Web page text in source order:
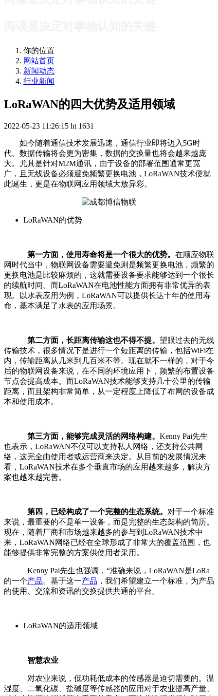
你的位置
网站首页
新闻动态
行业新闻
LoRaWAN的四大优势及适用领域
2022-05-23 11:26:15 ht 1631
如今随着通信技术发展迅速，通信行业即将迈入5G时
代。数据传输将会更为密集，数据的交换量也将会越来越庞
大。尤其是针对M2M通讯，由于设备的部署范围通常更宽
广，且无线设备必须避免频繁更换电池，LoRaWAN技术便就
此诞生，更是在物联网应用领域大放异彩。
LoRaWAN的优势
第一方面，使用寿命将是一个很大的优势。 在顺应物联
网时代当中，物联网设备需要避免则是频繁更换电池，频繁的
更换电池是比较麻烦的，这就需要设备要求能够达到一个很长
的续航时间。而LoRaWAN在电池性能方面拥有非常优异的表
现。以水表应用为例，LoRaWAN可以提供长达十年的使用寿
命，基本满足了水表的应用场景。
第二方面，长距离传输这也不得不提。 望眼过去的无线
传输技术，很多情况下是进行一个短距离的传输，包括WiFi在
内，传输距离从几米到几百米不等。现在就不一样的，对于今
后的物联网设备来说，在不同的环境应用下，频繁的布置设备
节点会提高成本。而LoRaWAN技术能够支持几十公里的传输
距离，而且架构非常简单，从一定程度上降低了布网的设备成
本和使用成本。
第三方面，能够完成灵活的网络构建。 Kenny Pai先生
也表示，LoRaWAN不仅可以支持私人网络，还支持公共网
络，这完全由使用者或运营商来决定。从目前的发展情况来
看，LoRaWAN技术在多个垂直市场的应用越来越多，解决方
案也越来越完善。
第四，已经构成了一个完整的生态系统。 对于一个标准
来说，最重要的不是单一设备，而是完整的生态架构的简历。
现在，随着厂商和市场越来越多的参与到LoRaWAN技术中
来，LoRaWAN网络已经在全球形成了非常大的覆盖范围，也
能够提供非常完整的方案供使用者采用。
Kenny Pai先生也强调，“准确来说，LoRaWAN是LoRa
的一个产品。基于这一产品 ，我们希望建立一个标准，为产品
的使用、交流和资讯的交换提供共通的平台。
LoRaWAN的适用领域
智慧农业
对农业来说，低功耗低成本的传感器是迫切需要的。温
湿度、二氧化碳、盐碱度等传感器的应用对于农业提高产量、